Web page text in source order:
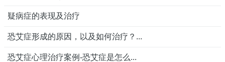
疑病症的表现及治疗
恐艾症形成的原因，以及如何治疗？...
恐艾症心理治疗案例-恐艾症是怎么...